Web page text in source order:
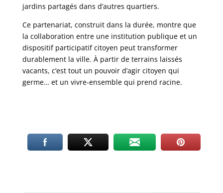
jardins partagés dans d’autres quartiers.
Ce partenariat, construit dans la durée, montre que
la collaboration entre une institution publique et un
dispositif participatif citoyen peut transformer
durablement la ville. À partir de terrains laissés
vacants, c’est tout un pouvoir d’agir citoyen qui
germe… et un vivre-ensemble qui prend racine.